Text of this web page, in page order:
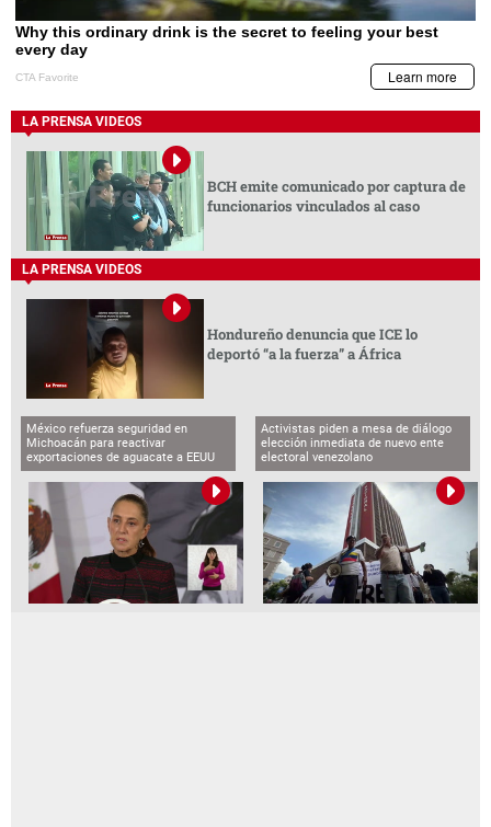
LA PRENSA VIDEOS
BCH emite comunicado por captura de
funcionarios vinculados al caso
LA PRENSA VIDEOS
Hondureño denuncia que ICE lo
deportó “a la fuerza” a África
México refuerza seguridad en
Michoacán para reactivar
exportaciones de aguacate a EEUU
Activistas piden a mesa de diálogo
elección inmediata de nuevo ente
electoral venezolano